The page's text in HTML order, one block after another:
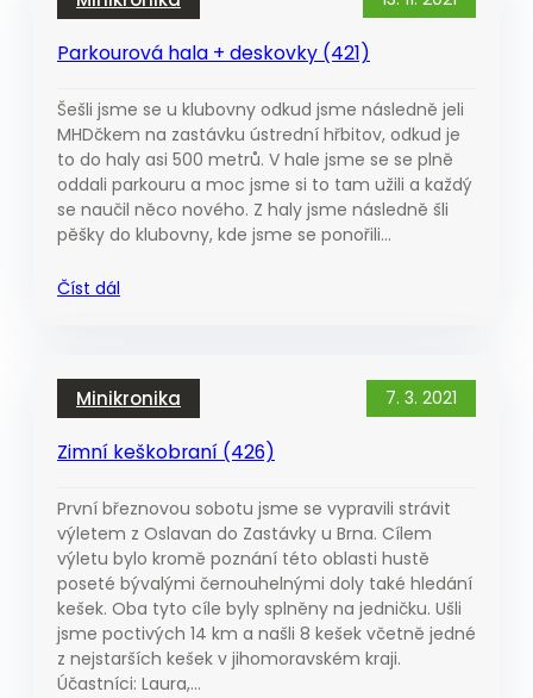
Parkourová hala + deskovky (421)
Šešli jsme se u klubovny odkud jsme následně jeli
MHDčkem na zastávku ústrední hřbitov, odkud je
to do haly asi 500 metrů. V hale jsme se se plně
oddali parkouru a moc jsme si to tam užili a každý
se naučil něco nového. Z haly jsme následně šli
pěšky do klubovny, kde jsme se ponořili…
Číst dál
Minikronika 7. 3. 2021
Zimní keškobraní (426)
První březnovou sobotu jsme se vypravili strávit
výletem z Oslavan do Zastávky u Brna. Cílem
výletu bylo kromě poznání této oblasti hustě
poseté bývalými černouhelnými doly také hledání
kešek. Oba tyto cíle byly splněny na jedničku. Ušli
jsme poctivých 14 km a našli 8 kešek včetně jedné
z nejstarších kešek v jihomoravském kraji.
Účastníci: Laura,…